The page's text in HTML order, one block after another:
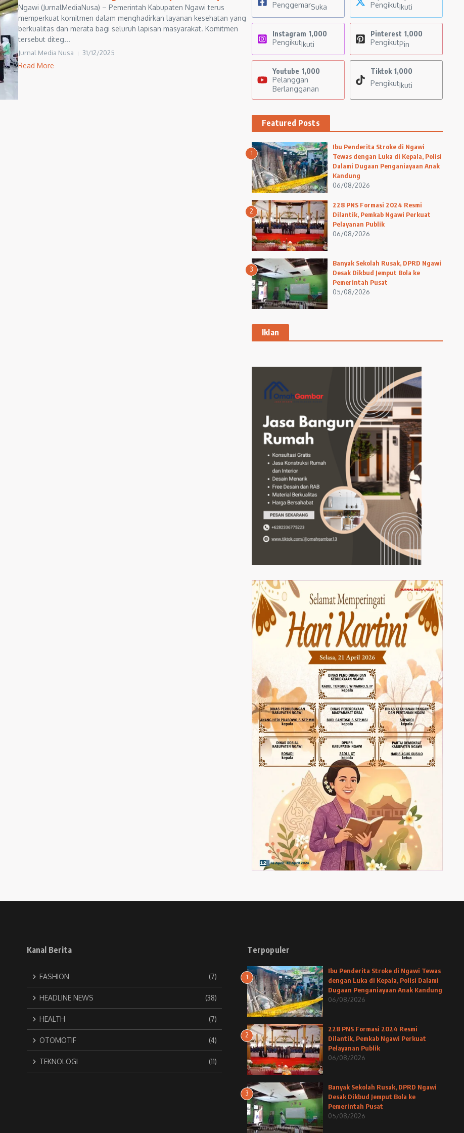
Ngawi (JurnalMediaNusa) – Pemerintah Kabupaten Ngawi terus
memperkuat komitmen dalam menghadirkan layanan kesehatan yang
berkualitas dan merata bagi seluruh lapisan masyarakat. Komitmen
tersebut diteg...
Jurnal Media Nusa 31/12/2025
Read More
PenggemarSuka
PengikutIkuti
Instagram 1,000
PengikutIkuti
Pinterest 1,000
PengikutPin
Youtube 1,000
Pelanggan
Berlangganan
Tiktok 1,000
PengikutIkuti
Featured Posts
1
Ibu Penderita Stroke di Ngawi
Tewas dengan Luka di Kepala, Polisi
Dalami Dugaan Penganiayaan Anak
Kandung
06/08/2026
2
228 PNS Formasi 2024 Resmi
Dilantik, Pemkab Ngawi Perkuat
Pelayanan Publik
06/08/2026
3
Banyak Sekolah Rusak, DPRD Ngawi
Desak Dikbud Jemput Bola ke
Pemerintah Pusat
05/08/2026
Iklan
Kanal Berita
FASHION (7)
HEADLINE NEWS (38)
HEALTH (7)
OTOMOTIF (4)
TEKNOLOGI (11)
Terpopuler
1
Ibu Penderita Stroke di Ngawi Tewas
dengan Luka di Kepala, Polisi Dalami
Dugaan Penganiayaan Anak Kandung
06/08/2026
2
228 PNS Formasi 2024 Resmi
Dilantik, Pemkab Ngawi Perkuat
Pelayanan Publik
06/08/2026
3
Banyak Sekolah Rusak, DPRD Ngawi
Desak Dikbud Jemput Bola ke
Pemerintah Pusat
05/08/2026